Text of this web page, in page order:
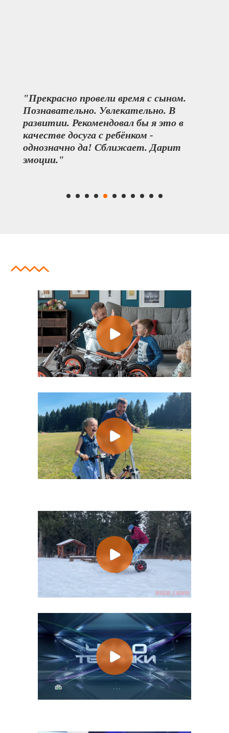
Познавательно. Увлекательно. В
развитии. Рекомендовал бы я это в
качестве досуга с ребёнком -
однозначно да! Сближает. Дарит
эмоции."